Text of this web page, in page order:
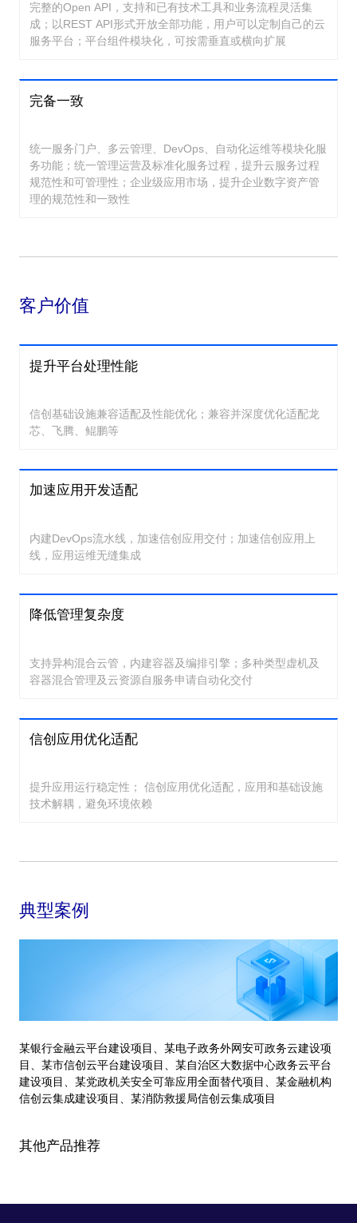
完整的Open API，支持和已有技术工具和业务流程灵活集
成；以REST API形式开放全部功能，用户可以定制自己的云
服务平台；平台组件模块化，可按需垂直或横向扩展
完备一致
统一服务门户、多云管理、DevOps、自动化运维等模块化服
务功能；统一管理运营及标准化服务过程，提升云服务过程
规范性和可管理性；企业级应用市场，提升企业数字资产管
理的规范性和一致性
客户价值
提升平台处理性能
信创基础设施兼容适配及性能优化；兼容并深度优化适配龙
芯、飞腾、鲲鹏等
加速应用开发适配
内建DevOps流水线，加速信创应用交付；加速信创应用上
线，应用运维无缝集成
降低管理复杂度
支持异构混合云管，内建容器及编排引擎；多种类型虚机及
容器混合管理及云资源自服务申请自动化交付
信创应用优化适配
提升应用运行稳定性； 信创应用优化适配，应用和基础设施
技术解耦，避免环境依赖
典型案例
某银行金融云平台建设项目、某电子政务外网安可政务云建设项
目、某市信创云平台建设项目、某自治区大数据中心政务云平台
建设项目、某党政机关安全可靠应用全面替代项目、某金融机构
信创云集成建设项目、某消防救援局信创云集成项目
其他产品推荐